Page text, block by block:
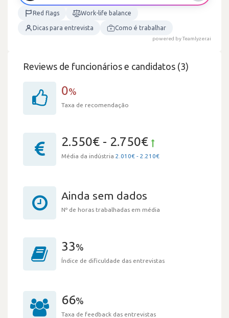
Red flags Work-life balance
Dicas para entrevista Como é trabalhar
powered by Teamlyzer.ai
Reviews de funcionários e candidatos (3)
0%
Taxa de recomendação
2.550€ - 2.750€
Média da indústria 2.010€ - 2.210€
Ainda sem dados
Nº de horas trabalhadas em média
33%
Índice de dificuldade das entrevistas
66%
Taxa de feedback das entrevistas